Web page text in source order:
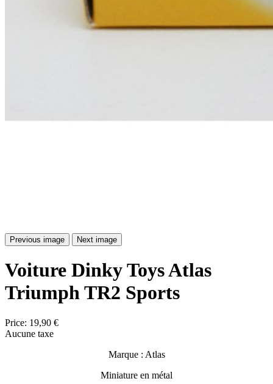
Previous image Next image
Voiture Dinky Toys Atlas
Triumph TR2 Sports
Price: 19,90 €
Aucune taxe
Marque : Atlas
Miniature en métal